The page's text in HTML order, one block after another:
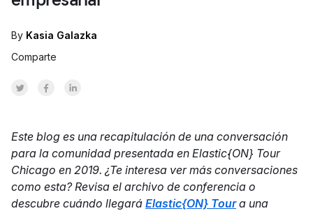
By Kasia Galazka
Comparte
Share on Twitter
Share on Facebook
Share on LinkedInr
Este blog es una recapitulación de una conversación
para la comunidad presentada en Elastic{ON} Tour
Chicago en 2019. ¿Te interesa ver más conversaciones
como esta? Revisa el archivo de conferencia o
descubre cuándo llegará Elastic{ON} Toura una